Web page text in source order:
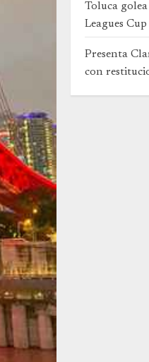
Toluca
Leagues
Presenta
con